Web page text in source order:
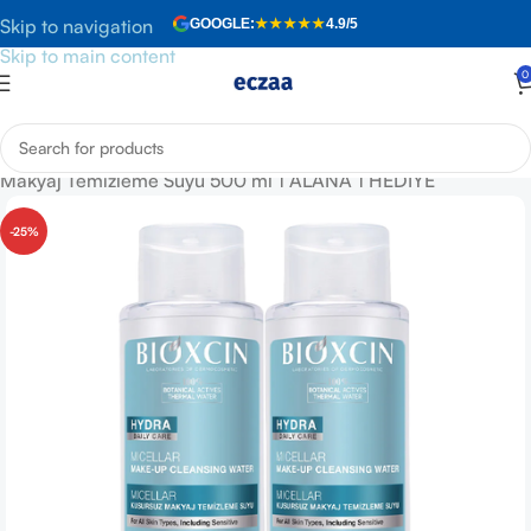
Skip to navigation
Skip to main content
GOOGLE:★★★★★4.9/5
0
Anasayfa» Mağaza
Makyaj Temizleme Suyu 500 ml 1 ALANA 1 HEDİYE
-25%